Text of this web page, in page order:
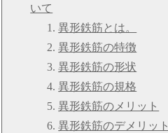
いて
異形鉄筋とは。
異形鉄筋の特徴
異形鉄筋の形状
異形鉄筋の規格
異形鉄筋のメリット
異形鉄筋のデメリット